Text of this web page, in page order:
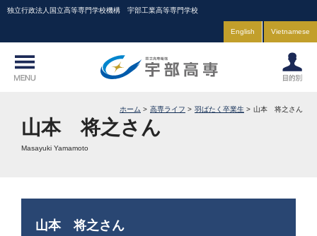
独立行政法人国立高等専門学校機構 宇部工業高等専門学校
English Vietnamese
ホーム 高専ライフ 羽ばたく卒業生 山本 将之さん
山本 将之さん
Masayuki Yamamoto
山本 将之さん